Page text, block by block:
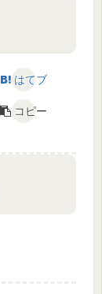
はてブ
コピー